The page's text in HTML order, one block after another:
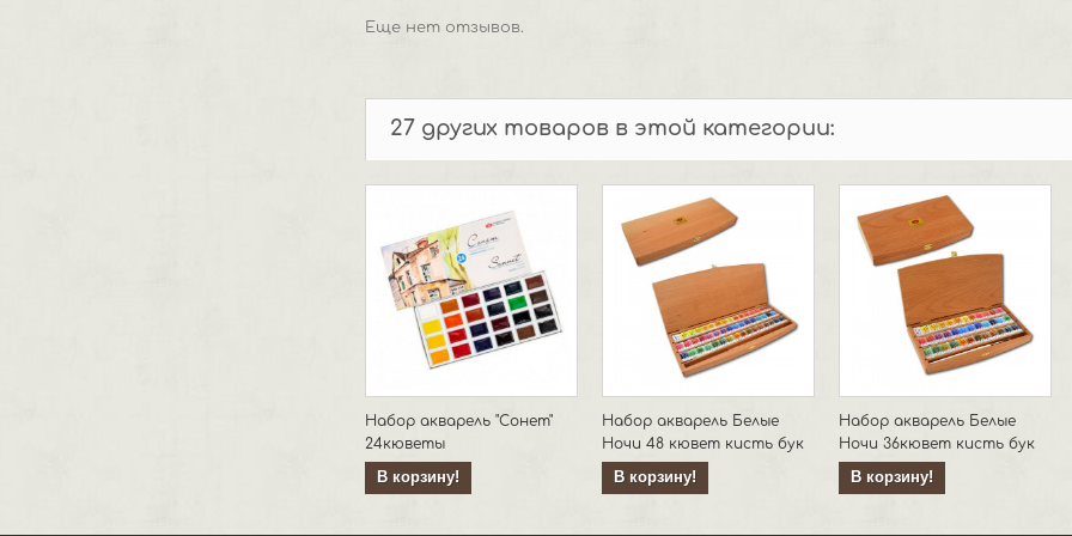
Еще нет отзывов.
27 других товаров в этой категории:
Набор акварель "Сонет"
24кюветы
В корзину!
Набор акварель Белые
Ночи 48 кювет кисть бук
В корзину!
Набор акварель Белые
Ночи 36кювет кисть бук
В корзину!